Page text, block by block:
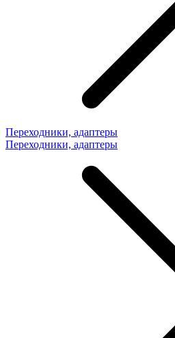
Переходники, адаптеры
Переходники, адаптеры